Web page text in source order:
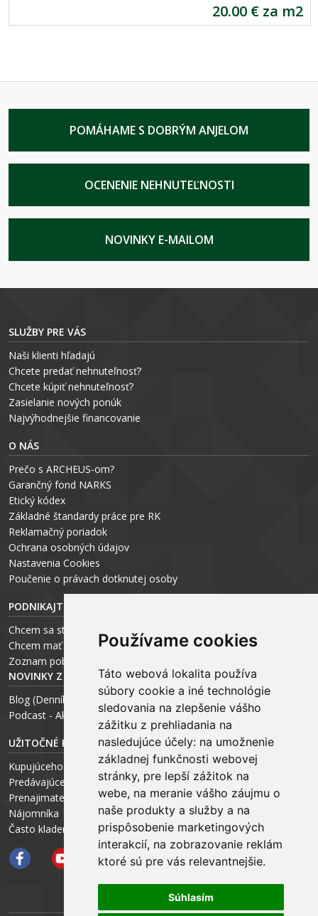
Používame cookies
Táto webová lokalita používa
súbory cookie a iné technológie
sledovania na zlepšenie vášho
zážitku z prehliadania na
nasledujúce účely: na umožnenie
základnej funkčnosti webovej
stránky, pre lepší zážitok na
webe, na meranie vášho záujmu o
naše produkty a služby a na
prispôsobenie marketingových
interakcií, na zobrazovanie reklám
ktoré sú pre vás relevantnejšie.
Súhlasím
20.00 € za m2
POMÁHAME S DOBRÝM ANJELOM
OCENENIE NEHNUTEĽNOSTI
NOVINKY E-MAILOM
SLUŽBY PRE VÁS
Naši klienti hľadajú
Chcete predať nehnuteľnosť?
Chcete kúpiť nehnuteľnosť?
Zasielanie nových ponúk
Najvýhodnejšie financovanie
O NÁS
Prečo s ARCHEUS-om?
Garančný fond NARKS
Etický kódex
Základné štandardy práce pre RK
Reklamačný poriadok
Ochrana osobných údajov
Nastavenia Cookies
Poučenie o právach dotknutej osoby
PODNIKAJTE S ARCHEUS-OM
Chcem sa stať realitným odborníkom
Chcem mať vlastnú kanceláriu
Zoznam pobočiek
NOVINKY Z MÉDIÍ
Blog (Denník N a Trend) – R. Štalmach
Podcast - Ako začínal ARCHEUS - R. Štalmach / CEO
UŽITOČNÉ RADY PRE
Kupujúceho
Predávajúceho
Prenajimateľa
Nájomníka
Často kladené otázky FAQ